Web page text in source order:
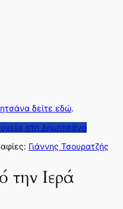
δείτε εδώ.
στη Δημητσάνα
Γιάννης Τσουρατζής
την Ιερά